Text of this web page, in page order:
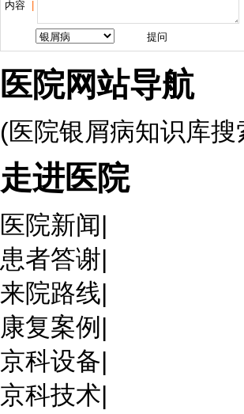
内容
医院网站导航
(医院银屑病知识库
走进医院
医院新闻|
患者答谢|
来院路线|
康复案例 |
京科设备|
京科技术|